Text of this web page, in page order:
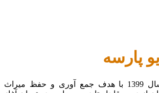
پارسه
استریو پارسه در سال 1399 با هدف جمع آوری و حفظ میراث